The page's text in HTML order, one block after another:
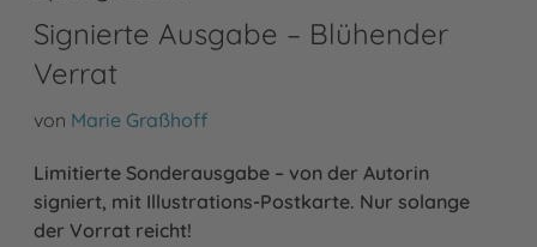
Signierte Ausgabe – Blühender
Verrat
von Marie Graßhoff
Limitierte Sonderausgabe – von der Autorin
signiert, mit Illustrations-Postkarte. Nur solange
der Vorrat reicht!